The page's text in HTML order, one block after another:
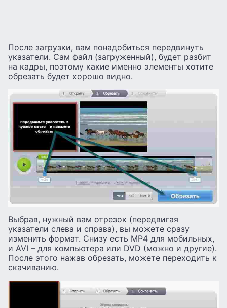
После загрузки, вам понадобиться передвинуть
указатели. Сам файл (загруженный), будет разбит
на кадры, поэтому какие именно элементы хотите
обрезать будет хорошо видно.
Выбрав, нужный вам отрезок (передвигая
указатели слева и справа), вы можете сразу
изменить формат. Снизу есть MP4 для мобильных,
и AVI – для компьютера или DVD (можно и другие).
После этого нажав обрезать, можете переходить к
скачиванию.